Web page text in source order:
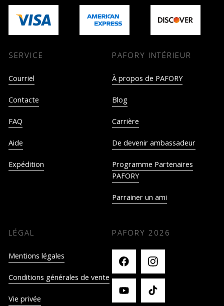
SERVICE
Courriel
Contacte
FAQ
Aide
Expédition
PAFORY INTÉRIEUR
À propos de PAFORY
Blog
Carrière
De devenir ambassadeur
Programme Partenaires
PAFORY
Parrainer un ami
LÉGAL
Mentions légales
Conditions générales de vente
Vie privée
PAFORY 2026